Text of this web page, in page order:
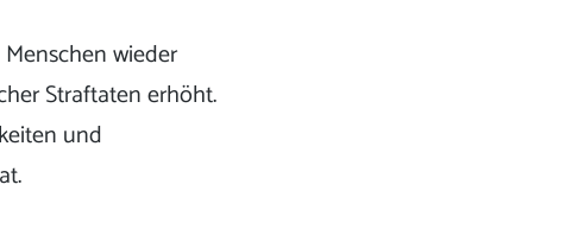
wieder
Straftaten erhöht.
und